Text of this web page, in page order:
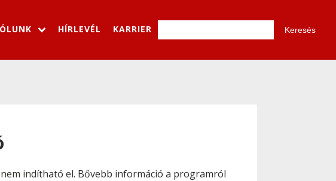
HÍRLEVÉL KARRIER
indítható el. Bővebb információ a programról